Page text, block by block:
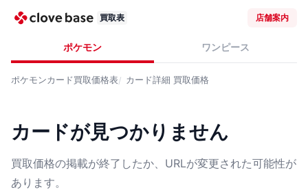
買取表 店舗案内
ポケモン ワンピース
ポケモンカード買取価格表 カード詳細 買取価格
カードが見つかりません
買取価格の掲載が終了したか、URLが変更された可能性が
あります。